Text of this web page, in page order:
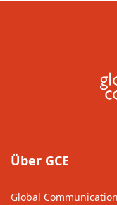
Über GCE
Global